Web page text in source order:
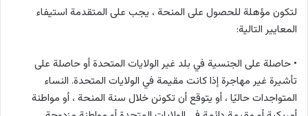
لتكون مؤهلة للحصول على المنحة ، يجب على المتقدمة استيفاء
المعايير التالية:
• حاصلة على الجنسية في بلد غير الولايات المتحدة أو حاصلة على
تأشيرة غير مهاجرة إذا كانت مقيمة في الولايات المتحدة. النساء
المتواجدات حاليًا ، أو يتوقع أن تكونن خلال سنة المنحة ، أو مواطنة